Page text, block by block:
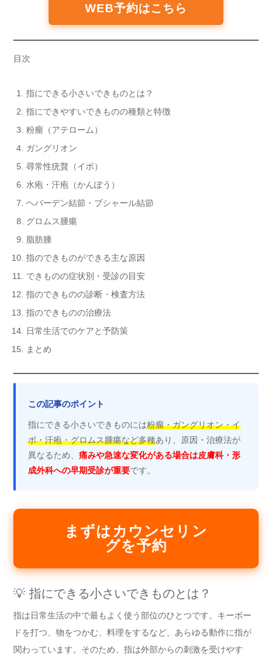
WEB予約はこちら
目次
指にできる小さいできものとは？
指にできやすいできものの種類と特徴
粉瘤（アテローム）
ガングリオン
尋常性疣贅（イボ）
水疱・汗疱（かんぽう）
ヘバーデン結節・ブシャール結節
グロムス腫瘍
脂肪腫
指のできものができる主な原因
できものの症状別・受診の目安
指のできものの診断・検査方法
指のできものの治療法
日常生活でのケアと予防策
まとめ
この記事のポイント
指にできる小さいできものには粉瘤・ガングリオン・イ
ボ・汗疱・グロムス腫瘍など多種あり、原因・治療法が
異なるため、 痛みや急速な変化がある場合は皮膚科・形
成外科への早期受診が重要です。
まずはカウンセリン
グを予約
💡 指にできる小さいできものとは？
指は日常生活の中で最もよく使う部位のひとつです。キーボー
ドを打つ、物をつかむ、料理をするなど、あらゆる動作に指が
関わっています。そのため、指は外部からの刺激を受けやす